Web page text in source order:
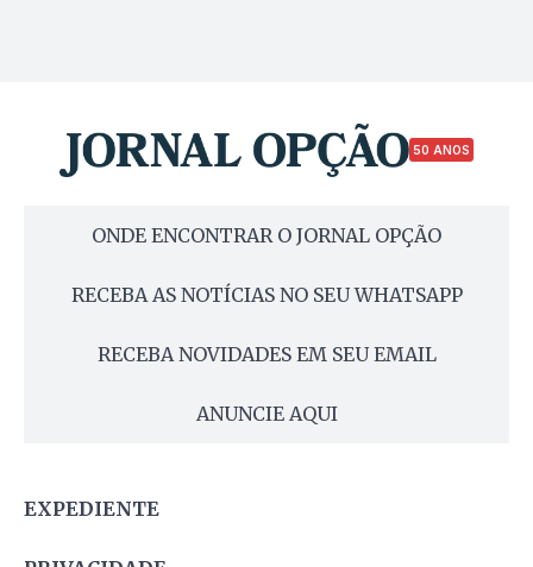
50 ANOS
ONDE ENCONTRAR O JORNAL OPÇÃO
RECEBA AS NOTÍCIAS NO SEU WHATSAPP
RECEBA NOVIDADES EM SEU EMAIL
ANUNCIE AQUI
EXPEDIENTE